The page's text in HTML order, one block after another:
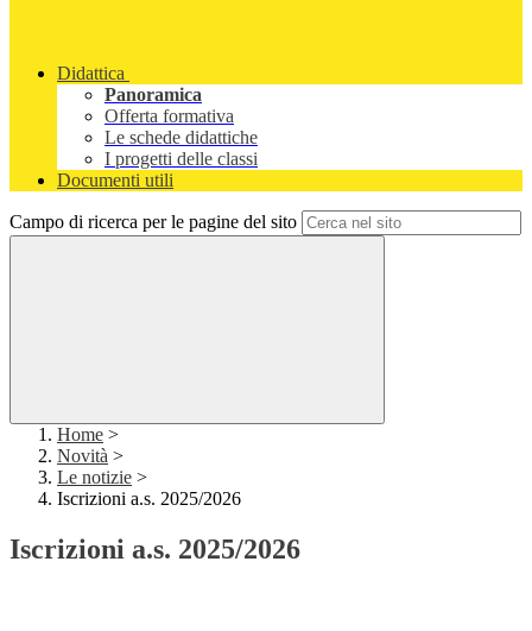
Didattica
Panoramica
Offerta formativa
Le schede didattiche
I progetti delle classi
Documenti utili
Campo di ricerca per le pagine del sito
Home >
Novità >
Le notizie >
Iscrizioni a.s. 2025/2026
Iscrizioni a.s. 2025/2026